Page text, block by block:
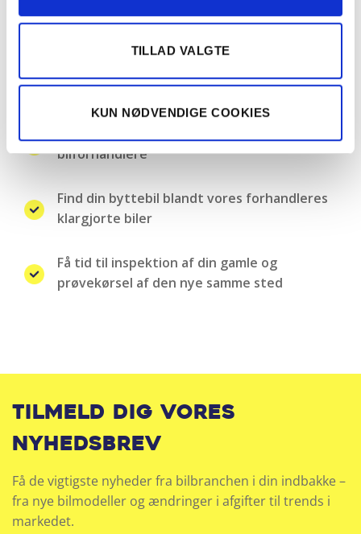
TILLAD VALGTE
KUN NØDVENDIGE COOKIES
Om Solgt.com
Nemt, hurtigt og sikkert bilsalg
bilforhandlere
Find din byttebil blandt vores forhandleres
klargjorte biler
Få tid til inspektion af din gamle og
prøvekørsel af den nye samme sted
Tilmeld dig vores
nyhedsbrev
Få de vigtigste nyheder fra bilbranchen i din indbakke –
fra nye bilmodeller og ændringer i afgifter til trends i
markedet.